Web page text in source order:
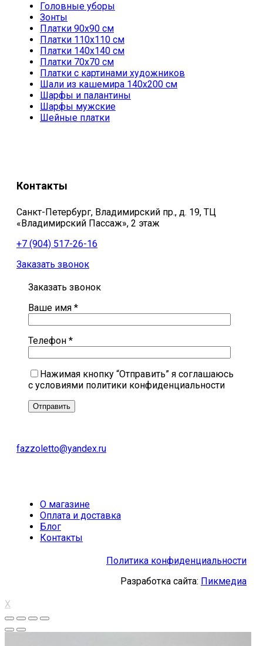
Головные уборы
Зонты
Платки 90х90 см
Платки 110х110 см
Платки 140х140 см
Платки 70х70 см
Платки с картинами художников
Шали из кашемира 140х200 см
Шарфы и палантины
Шарфы мужские
Шейные платки
Контакты
Санкт-Петербург, Владимирский пр., д. 19, ТЦ
«Владимирский Пассаж», 2 этаж
+7 (904) 517-26-16
Заказать звонок
Заказать звонок
Ваше имя *
Телефон *
Нажимая кнопку “Отправить” я соглашаюсь
с условиями политики конфиденциальности
fazzoletto@yandex.ru
О магазине
Оплата и доставка
Блог
Контакты
Политика конфиденциальности
Разработка сайта: Пикмедиа
X